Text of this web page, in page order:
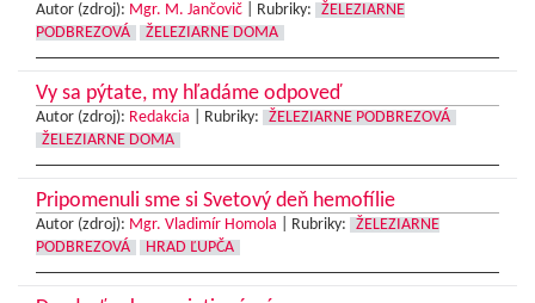
Autor (zdroj): Mgr. M. Jančovič Rubriky:
ŽELEZIARNE
PODBREZOVÁ
ŽELEZIARNE DOMA
Vy sa pýtate, my hľadáme odpoveď
Autor (zdroj): Redakcia Rubriky:
ŽELEZIARNE PODBREZOVÁ
ŽELEZIARNE DOMA
Pripomenuli sme si Svetový deň hemofílie
Autor (zdroj): Mgr. Vladimír Homola Rubriky:
ŽELEZIARNE
PODBREZOVÁ
HRAD ĽUPČA